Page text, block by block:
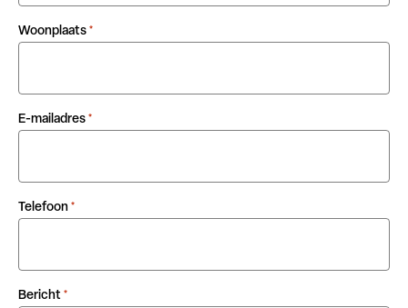
Woonplaats *
E-mailadres *
Telefoon *
Bericht *